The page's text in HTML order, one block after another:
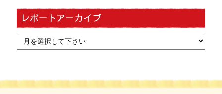
レポートアーカイブ